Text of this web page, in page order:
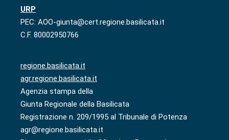
URP
PEC: AOO-giunta@cert.regione.basilicata.it
C.F. 80002950766
regione.basilicata.it
agr.regione.basilicata.it
Agenzia stampa della
Giunta Regionale della Basilicata
Registrazione n. 209/1995 al Tribunale di Potenza
agr@regione.basilicata.it